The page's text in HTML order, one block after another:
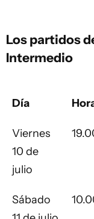
Los partidos
Intermedio
Día
Viernes
10 de
julio
Sábado